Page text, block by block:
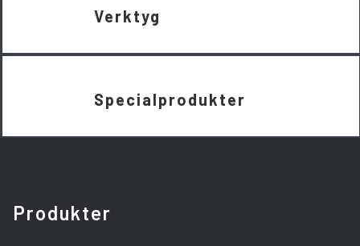
Verktyg
Specialprodukter
Produkter